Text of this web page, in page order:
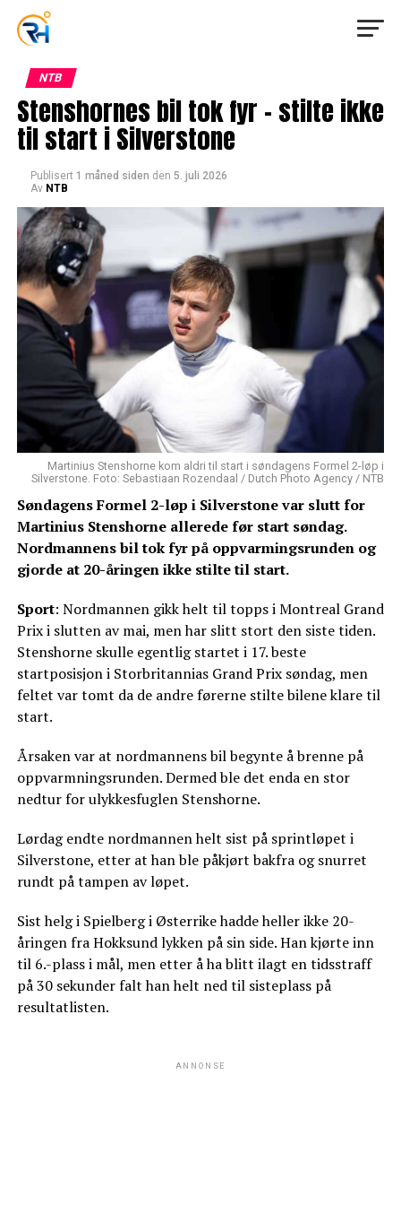
NTB
Stenshornes bil tok fyr – stilte ikke
til start i Silverstone
Publisert 1 måned siden den 5. juli 2026
Av NTB
Martinius Stenshorne kom aldri til start i søndagens Formel 2-løp i
Silverstone. Foto: Sebastiaan Rozendaal / Dutch Photo Agency / NTB
Søndagens Formel 2-løp i Silverstone var slutt for
Martinius Stenshorne allerede før start søndag.
Nordmannens bil tok fyr på oppvarmingsrunden og
gjorde at 20-åringen ikke stilte til start.
Sport: Nordmannen gikk helt til topps i Montreal Grand
Prix i slutten av mai, men har slitt stort den siste tiden.
Stenshorne skulle egentlig startet i 17. beste
startposisjon i Storbritannias Grand Prix søndag, men
feltet var tomt da de andre førerne stilte bilene klare til
start.
Årsaken var at nordmannens bil begynte å brenne på
oppvarmningsrunden. Dermed ble det enda en stor
nedtur for ulykkesfuglen Stenshorne.
Lørdag endte nordmannen helt sist på sprintløpet i
Silverstone, etter at han ble påkjørt bakfra og snurret
rundt på tampen av løpet.
Sist helg i Spielberg i Østerrike hadde heller ikke 20-
åringen fra Hokksund lykken på sin side. Han kjørte inn
til 6.-plass i mål, men etter å ha blitt ilagt en tidsstraff
på 30 sekunder falt han helt ned til sisteplass på
resultatlisten.
ANNONSE